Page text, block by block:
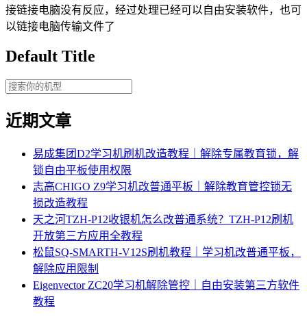
接链接电脑没有反应，经过处理已经可以自由安装软件，也可
以链接电脑传输文件了
Default Title
近期文章
易成集团D2学习机刷机改造教程｜解除专属教育锁，解
锁自由平板使用权限
志高CHIGO Z9学习机改普通平板｜解除教育管控锁无
损改造教程
天之河TZH-P12收银机怎么改普通系统？TZH-P12刷机
开放第三方应用全教程
松鼠SQ-SMARTH-V12S刷机教程｜学习机改普通平板，
解除应用限制
Eigenvector ZC20学习机解除管控｜自由安装第三方软件
教程